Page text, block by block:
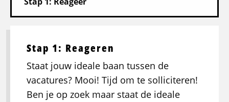
Stap 1: Reageren
Staat jouw ideale baan tussen de
vacatures? Mooi! Tijd om te solliciteren!
Ben je op zoek maar staat de ideale